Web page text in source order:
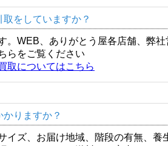
取をしていますか？
。WEB、ありがとう屋各店舗、弊
らをご覧ください
取についてはこちら
りますか？
イズ、お届け地域、階段の有無、